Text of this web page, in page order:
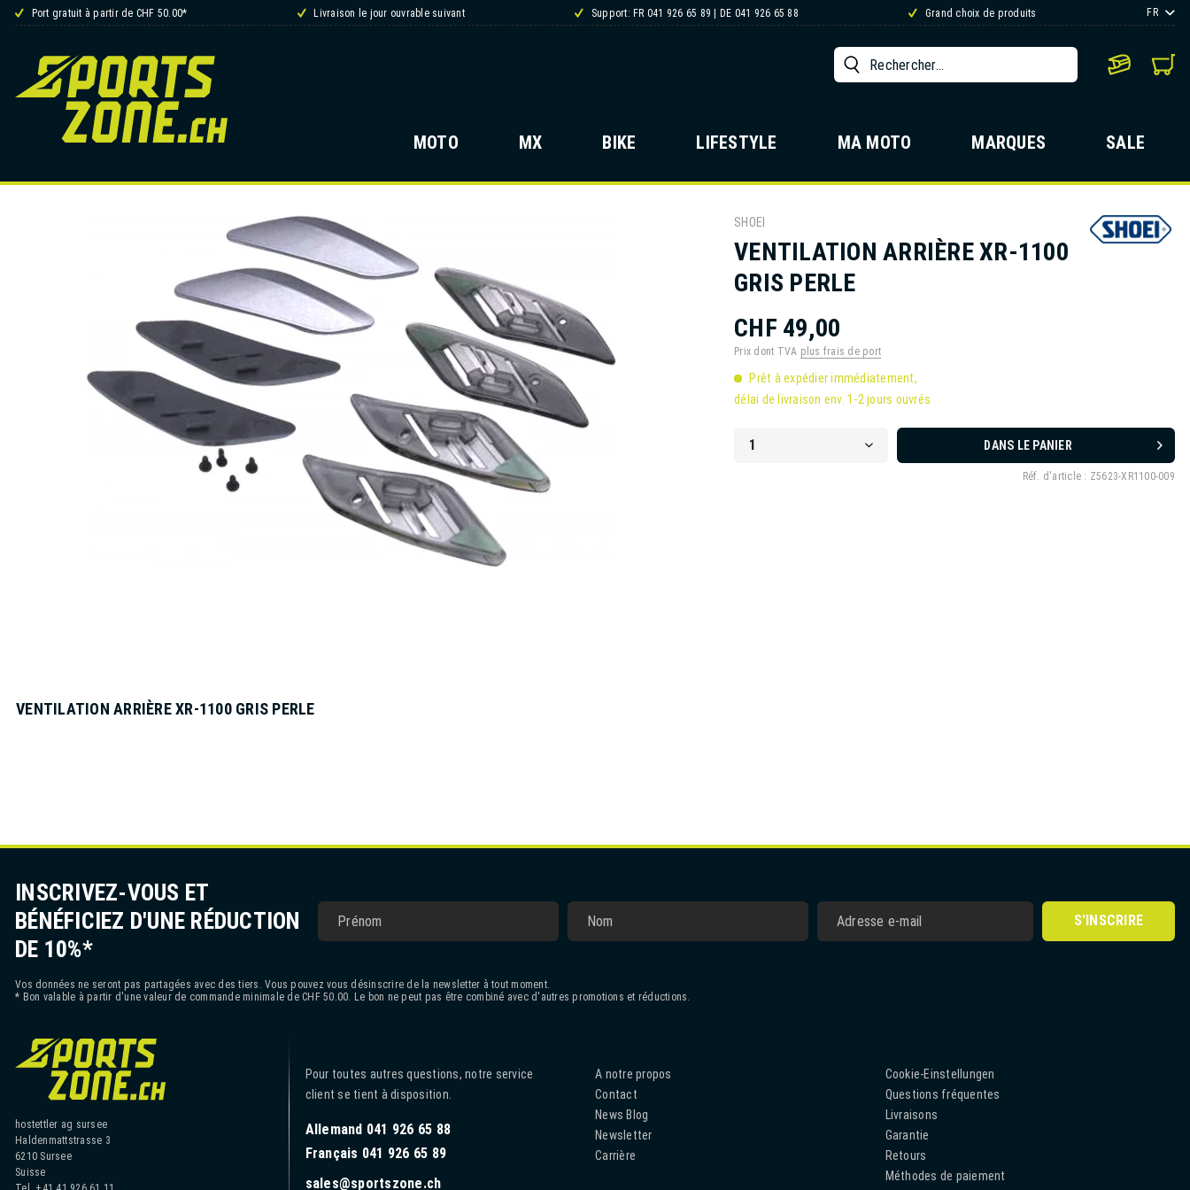
Port gratuit à partir de CHF 50.00* Livraison le jour ouvrable suivant Support: FR 041 926 65 89 | DE 041 926 65 88 Grand choix de produits FR
MOTO MX BIKE LIFESTYLE MA MOTO MARQUES SALE
SHOEI
VENTILATION ARRIÈRE XR-1100
GRIS PERLE
CHF 49,00
Prix dont TVA plus frais de port
Prêt à expédier immédiatement,
délai de livraison env. 1-2 jours ouvrés
DANS LE PANIER
Réf. d'article : Z5623-XR1100-009
VENTILATION ARRIÈRE XR-1100 GRIS PERLE
INSCRIVEZ-VOUS ET
BÉNÉFICIEZ D'UNE RÉDUCTION
DE 10%*
S'INSCRIRE
Vos données ne seront pas partagées avec des tiers. Vous pouvez vous désinscrire de la newsletter à tout moment.
* Bon valable à partir d'une valeur de commande minimale de CHF 50.00. Le bon ne peut pas être combiné avec d'autres promotions et réductions.
hostettler ag sursee
Haldenmattstrasse 3
6210 Sursee
Suisse
Pour toutes autres questions, notre service
client se tient à disposition.
Allemand 041 926 65 88
Français 041 926 65 89
sales@sportszone.ch
A notre propos
Contact
News Blog
Newsletter
Carrière
Cookie-Einstellungen
Questions fréquentes
Livraisons
Garantie
Retours
Méthodes de paiement